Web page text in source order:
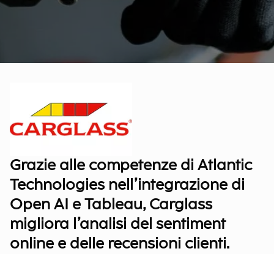
Grazie alle competenze di Atlantic
Technologies nell’integrazione di
Open AI e Tableau, Carglass
migliora l’analisi del sentiment
online e delle recensioni clienti.